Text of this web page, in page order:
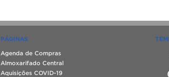
PÁGINAS
Agenda de Compras
Almoxarifado Central
Aquisições COVID-19